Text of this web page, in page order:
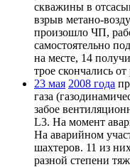
скважины в
взрыв метано-
произошло ЧП,
самостоятельно
на месте, 14
трое скончались от
23 мая 2008 года
газа
забое
L3. На момент
На аварийном
шахтеров. 11 из
разной степени